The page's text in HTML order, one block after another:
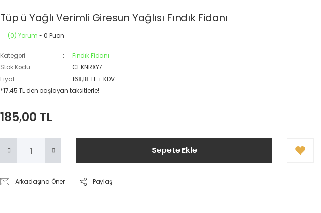
Tüplü Yağlı Verimli Giresun Yağlısı Fındık Fidanı
(0) Yorum - 0 Puan
Kategori
Fındık Fidanı
Stok Kodu
CHKNRXY7
Fiyat
168,18 TL + KDV
*17,45 TL den başlayan taksitlerle!
185,00 TL
Sepete Ekle
Arkadaşına Öner Paylaş